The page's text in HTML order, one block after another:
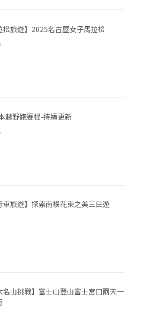
松旅遊】2025名古屋女子馬拉松
越野跑賽程-持續更新
車旅遊】探索南橫花東之美三日遊
名山挑戰】富士山登山富士宮口兩天一